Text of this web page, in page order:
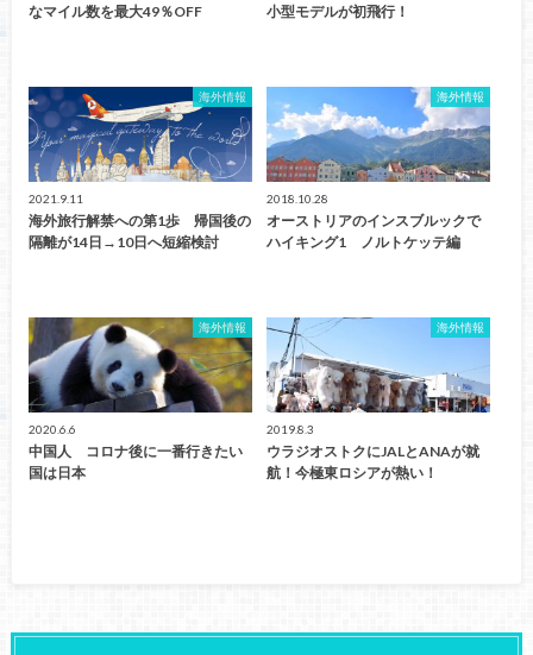
なマイル数を最大49％OFF
小型モデルが初飛行！
海外情報
2021.9.11
海外旅行解禁への第1歩 帰国後の
隔離が14日→10日へ短縮検討
海外情報
2018.10.28
オーストリアのインスブルックで
ハイキング1 ノルトケッテ編
海外情報
2020.6.6
中国人 コロナ後に一番行きたい
国は日本
海外情報
2019.8.3
ウラジオストクにJALとANAが就
航！今極東ロシアが熱い！